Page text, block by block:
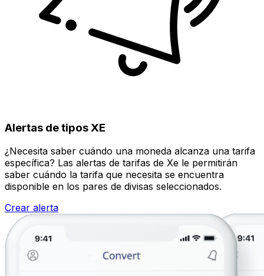
Alertas de tipos XE
¿Necesita saber cuándo una moneda alcanza una tarifa
específica? Las alertas de tarifas de Xe le permitirán
saber cuándo la tarifa que necesita se encuentra
disponible en los pares de divisas seleccionados.
Crear alerta